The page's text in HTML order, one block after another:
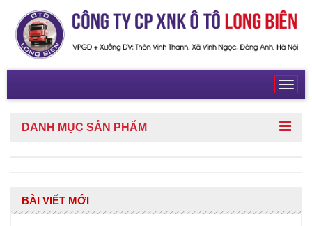
DANH MỤC SẢN PHẨM
BÀI VIẾT MỚI